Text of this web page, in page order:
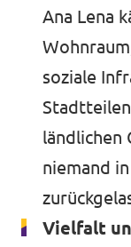
Ana Lena
soziale
ländlichen
niemand
Vielfalt